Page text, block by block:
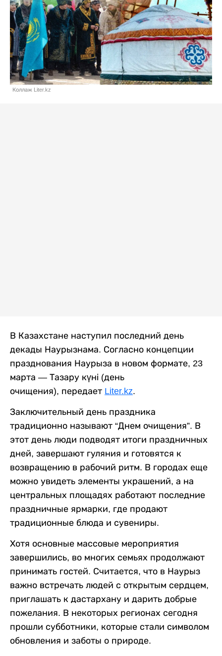
Коллаж Liter.kz
В Казахстане наступил последний день
декады Наурызнама. Согласно концепции
празднования Наурыза в новом формате, 23
марта — Тазару күні (день
очищения), передает Liter.kz.
Заключительный день праздника
традиционно называют “Днем очищения”. В
этот день люди подводят итоги праздничных
дней, завершают гуляния и готовятся к
возвращению в рабочий ритм. В городах еще
можно увидеть элементы украшений, а на
центральных площадях работают последние
праздничные ярмарки, где продают
традиционные блюда и сувениры.
Хотя основные массовые мероприятия
завершились, во многих семьях продолжают
принимать гостей. Считается, что в Наурыз
важно встречать людей с открытым сердцем,
приглашать к дастархану и дарить добрые
пожелания. В некоторых регионах сегодня
прошли субботники, которые стали символом
обновления и заботы о природе.